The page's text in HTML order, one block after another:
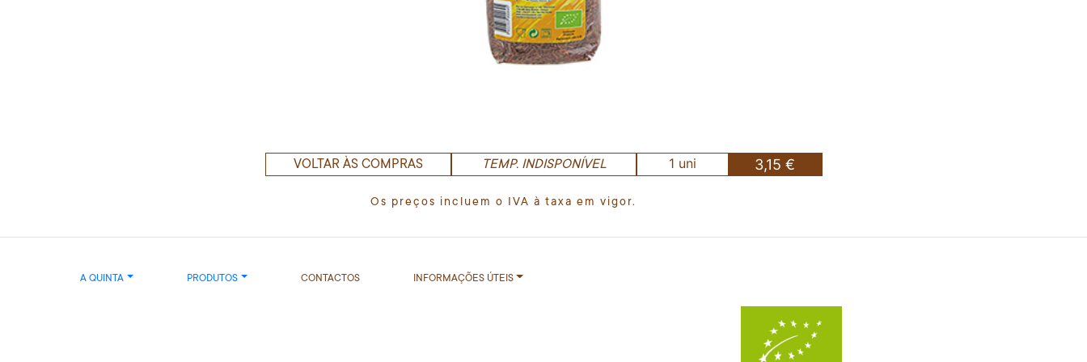
VOLTAR ÀS COMPRAS TEMP. INDISPONÍVEL 1 uni 3,15 €
Os preços incluem o IVA à taxa em vigor.
A QUINTA PRODUTOS CONTACTOS INFORMAÇÕES ÚTEIS